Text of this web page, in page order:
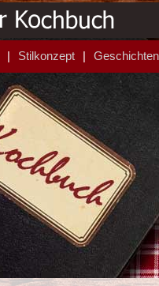
Stilkonzept Geschichten